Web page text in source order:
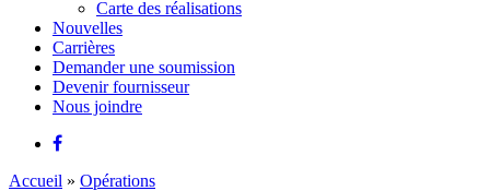
Carte des réalisations
Nouvelles
Carrières
Demander une soumission
Devenir fournisseur
Nous joindre
Accueil » Opérations